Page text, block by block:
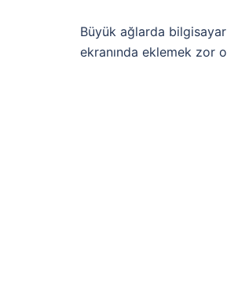
Büyük ağlarda
ekranında eklemek zor